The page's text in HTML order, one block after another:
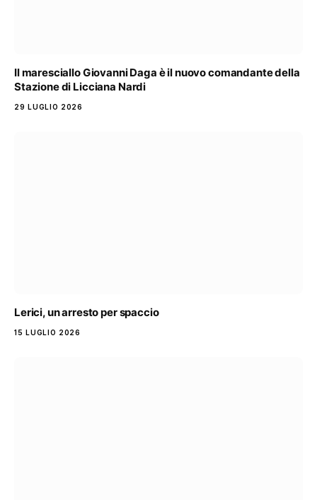
Il maresciallo Giovanni Daga è il nuovo comandante della
Stazione di Licciana Nardi
29 LUGLIO 2026
Lerici, un arresto per spaccio
15 LUGLIO 2026